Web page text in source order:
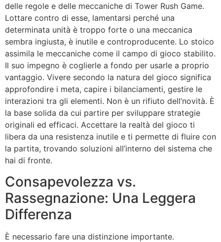
delle regole e delle meccaniche di Tower Rush Game.
Lottare contro di esse, lamentarsi perché una
determinata unità è troppo forte o una meccanica
sembra ingiusta, è inutile e controproducente. Lo stoico
assimila le meccaniche come il campo di gioco stabilito.
Il suo impegno è coglierle a fondo per usarle a proprio
vantaggio. Vivere secondo la natura del gioco significa
approfondire i meta, capire i bilanciamenti, gestire le
interazioni tra gli elementi. Non è un rifiuto dell’novità. È
la base solida da cui partire per sviluppare strategie
originali ed efficaci. Accettare la realtà del gioco ti
libera da una resistenza inutile e ti permette di fluire con
la partita, trovando soluzioni all’interno del sistema che
hai di fronte.
Consapevolezza vs.
Rassegnazione: Una Leggera
Differenza
È necessario fare una distinzione importante.